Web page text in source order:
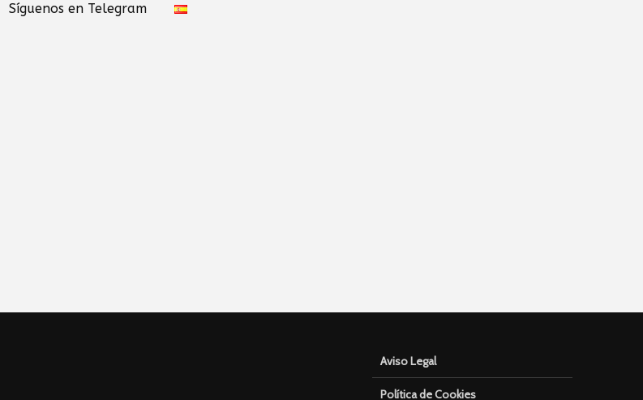
Síguenos en Telegram
Aviso Legal
Política de Cookies